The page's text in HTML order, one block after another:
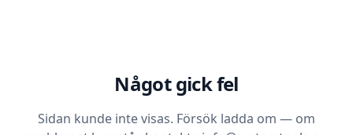
Något gick fel
Sidan kunde inte visas. Försök ladda om — om